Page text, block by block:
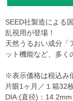
SEED社製造による
乱視用が登場！
天然うるおい成分「
ット機能など、多く
※表示価格は税込み
片眼1ヶ月／１箱32
DIA:(直径)：14.2mm